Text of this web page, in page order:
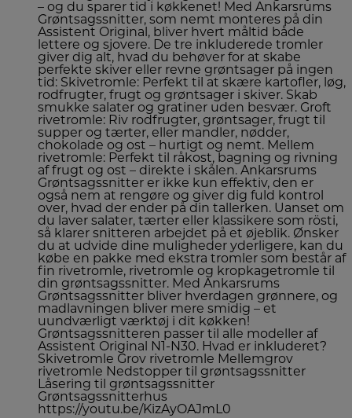
– og du sparer tid i køkkenet! Med Ankarsrums
Grøntsagssnitter, som nemt monteres på din
Assistent Original, bliver hvert måltid både
lettere og sjovere. De tre inkluderede tromler
giver dig alt, hvad du behøver for at skabe
perfekte skiver eller revne grøntsager på ingen
tid: Skivetromle: Perfekt til at skære kartofler, løg,
rodfrugter, frugt og grøntsager i skiver. Skab
smukke salater og gratiner uden besvær. Groft
rivetromle: Riv rodfrugter, grøntsager, frugt til
supper og tærter, eller mandler, nødder,
chokolade og ost – hurtigt og nemt. Mellem
rivetromle: Perfekt til råkost, bagning og rivning
af frugt og ost – direkte i skålen. Ankarsrums
Grøntsagssnitter er ikke kun effektiv, den er
også nem at rengøre og giver dig fuld kontrol
over, hvad der ender på din tallerken. Uanset om
du laver salater, tærter eller klassikere som rösti,
så klarer snitteren arbejdet på et øjeblik. Ønsker
du at udvide dine muligheder yderligere, kan du
købe en pakke med ekstra tromler som består af
fin rivetromle, rivetromle og kropkagetromle til
din grøntsagssnitter. Med Ankarsrums
Grøntsagssnitter bliver hverdagen grønnere, og
madlavningen bliver mere smidig – et
uundværligt værktøj i dit køkken!
Grøntsagssnitteren passer til alle modeller af
Assistent Original N1-N30. Hvad er inkluderet?
Skivetromle Grov rivetromle Mellemgrov
rivetromle Nedstopper til grøntsagssnitter
Låsering til grøntsagssnitter
Grøntsagssnitterhus
https://youtu.be/KizAyOAJmL0